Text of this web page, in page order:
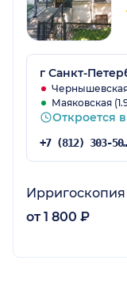
г Санкт-
Маяковская
Откроется
+7
от 1 800 ₽